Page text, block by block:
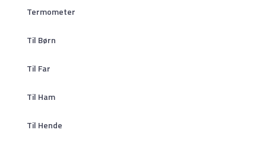
Termometer
Til Børn
Til Far
Til Ham
Til Hende